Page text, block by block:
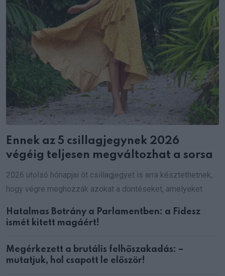
Ennek az 5 csillagjegynek 2026
végéig teljesen megváltozhat a sorsa
2026 utolsó hónapjai öt csillagjegyet is arra késztethetnek,
hogy végre meghozzák azokat a döntéseket, amelyeket
Hatalmas Botrány a Parlamentben: a Fidesz
ismét kitett magáért!
Megérkezett a brutális felhőszakadás: –
mutatjuk, hol csapott le először!